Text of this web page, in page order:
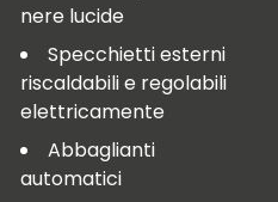
nere lucide
Specchietti esterni
riscaldabili e regolabili
elettricamente
Abbaglianti
automatici